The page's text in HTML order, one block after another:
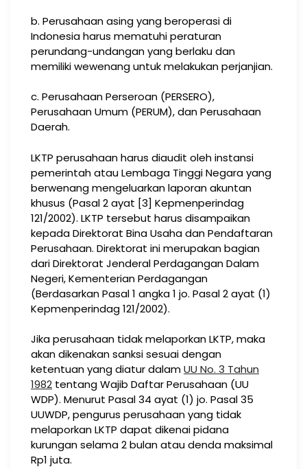
b. Perusahaan asing yang beroperasi di
Indonesia harus mematuhi peraturan
perundang-undangan yang berlaku dan
memiliki wewenang untuk melakukan perjanjian.
c. Perusahaan Perseroan (PERSERO),
Perusahaan Umum (PERUM), dan Perusahaan
Daerah.
LKTP perusahaan harus diaudit oleh instansi
pemerintah atau Lembaga Tinggi Negara yang
berwenang mengeluarkan laporan akuntan
khusus (Pasal 2 ayat [3] Kepmenperindag
121/2002). LKTP tersebut harus disampaikan
kepada Direktorat Bina Usaha dan Pendaftaran
Perusahaan. Direktorat ini merupakan bagian
dari Direktorat Jenderal Perdagangan Dalam
Negeri, Kementerian Perdagangan
(Berdasarkan Pasal 1 angka 1 jo. Pasal 2 ayat (1)
Kepmenperindag 121/2002).
Jika perusahaan tidak melaporkan LKTP, maka
akan dikenakan sanksi sesuai dengan
ketentuan yang diatur dalamUU No. 3 Tahun
1982 tentang Wajib Daftar Perusahaan (UU
WDP). Menurut Pasal 34 ayat (1) jo. Pasal 35
UUWDP, pengurus perusahaan yang tidak
melaporkan LKTP dapat dikenai pidana
kurungan selama 2 bulan atau denda maksimal
Rp1 juta.